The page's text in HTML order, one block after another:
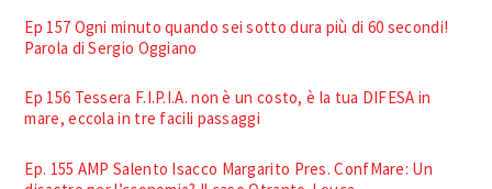
Ep 157 Ogni minuto quando sei sotto dura più di 60 secondi!
Parola di Sergio Oggiano
Ep 156 Tessera F.I.P.I.A. non è un costo, è la tua DIFESA in
mare, eccola in tre facili passaggi
Ep. 155 AMP Salento Isacco Margarito Pres. ConfMare: Un